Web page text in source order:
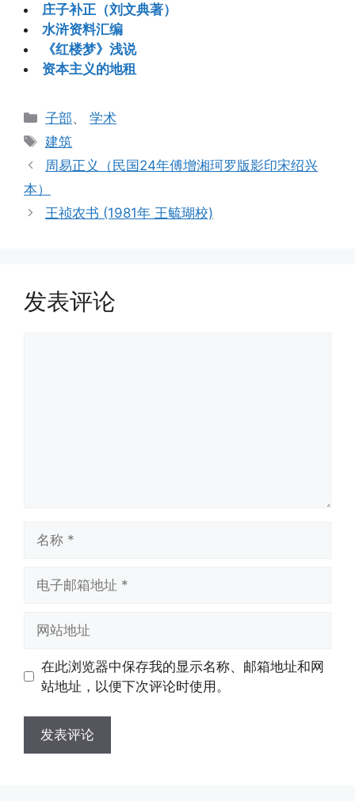
庄子补正（刘文典著）
水浒资料汇编
《红楼梦》浅说
资本主义的地租
分
类
子部、学术
标
签
建筑
周易正义（民国24年傅增湘珂罗版影印宋绍兴
本）
王祯农书 (1981年 王毓瑚校)
发表评论
址
址
在此浏览器中保存我的显示名称、邮箱地址和网
站地址，以便下次评论时使用。